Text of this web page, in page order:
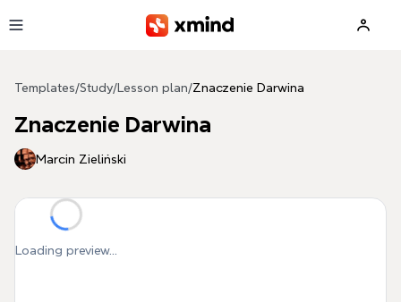
Templates/Study/ Lesson plan/Znaczenie Darwina
Znaczenie Darwina
Marcin Zieliński
Loading preview...